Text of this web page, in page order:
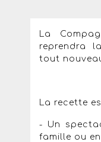
La
reprendra
tout
La recette
- Un
famille ou